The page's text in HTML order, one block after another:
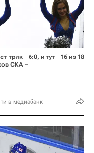
трик – 6:0, и тут
СКА –
в медиабанк
16 из 18